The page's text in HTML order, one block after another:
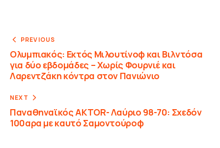
PREVIOUS
Ολυμπιακός: Εκτός Μιλουτίνοφ και Βιλντόσα
για δύο εβδομάδες – Χωρίς Φουρνιέ και
Λαρεντζάκη κόντρα στον Πανιώνιο
NEXT
Παναθηναϊκός AKTOR- Λαύριο 98-70: Σχεδόν
100αρα με καυτό Σαμοντούροφ